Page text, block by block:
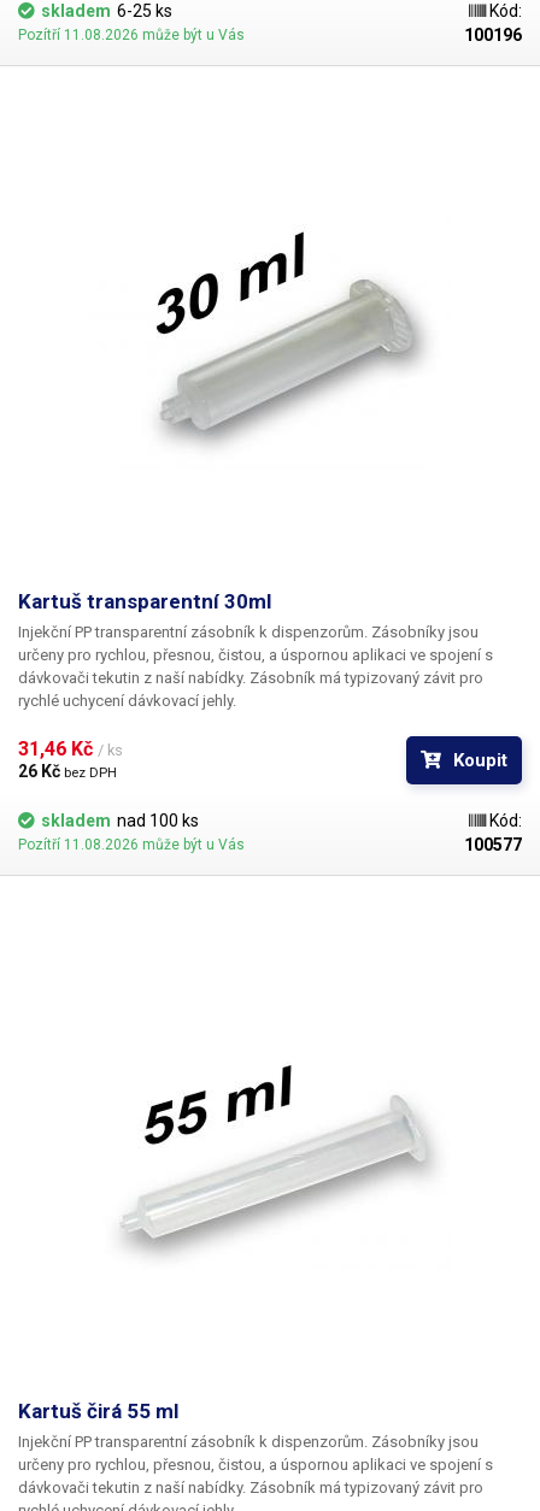
skladem 6-25 ks
Pozítří 11.08.2026 může být u Vás
Kód:
100196
Kartuš transparentní 30ml
Injekční PP transparentní zásobník k dispenzorům. Zásobníky jsou
určeny pro rychlou, přesnou, čistou, a úspornou aplikaci ve spojení s
dávkovači tekutin z naší nabídky. Zásobník má typizovaný závit pro
rychlé uchycení dávkovací jehly.
31,46 Kč / ks
26 Kč bez DPH
Koupit
skladem nad 100 ks
Pozítří 11.08.2026 může být u Vás
Kód:
100577
Kartuš čirá 55 ml
Injekční PP transparentní zásobník k dispenzorům. Zásobníky jsou
určeny pro rychlou, přesnou, čistou, a úspornou aplikaci ve spojení s
dávkovači tekutin z naší nabídky. Zásobník má typizovaný závit pro